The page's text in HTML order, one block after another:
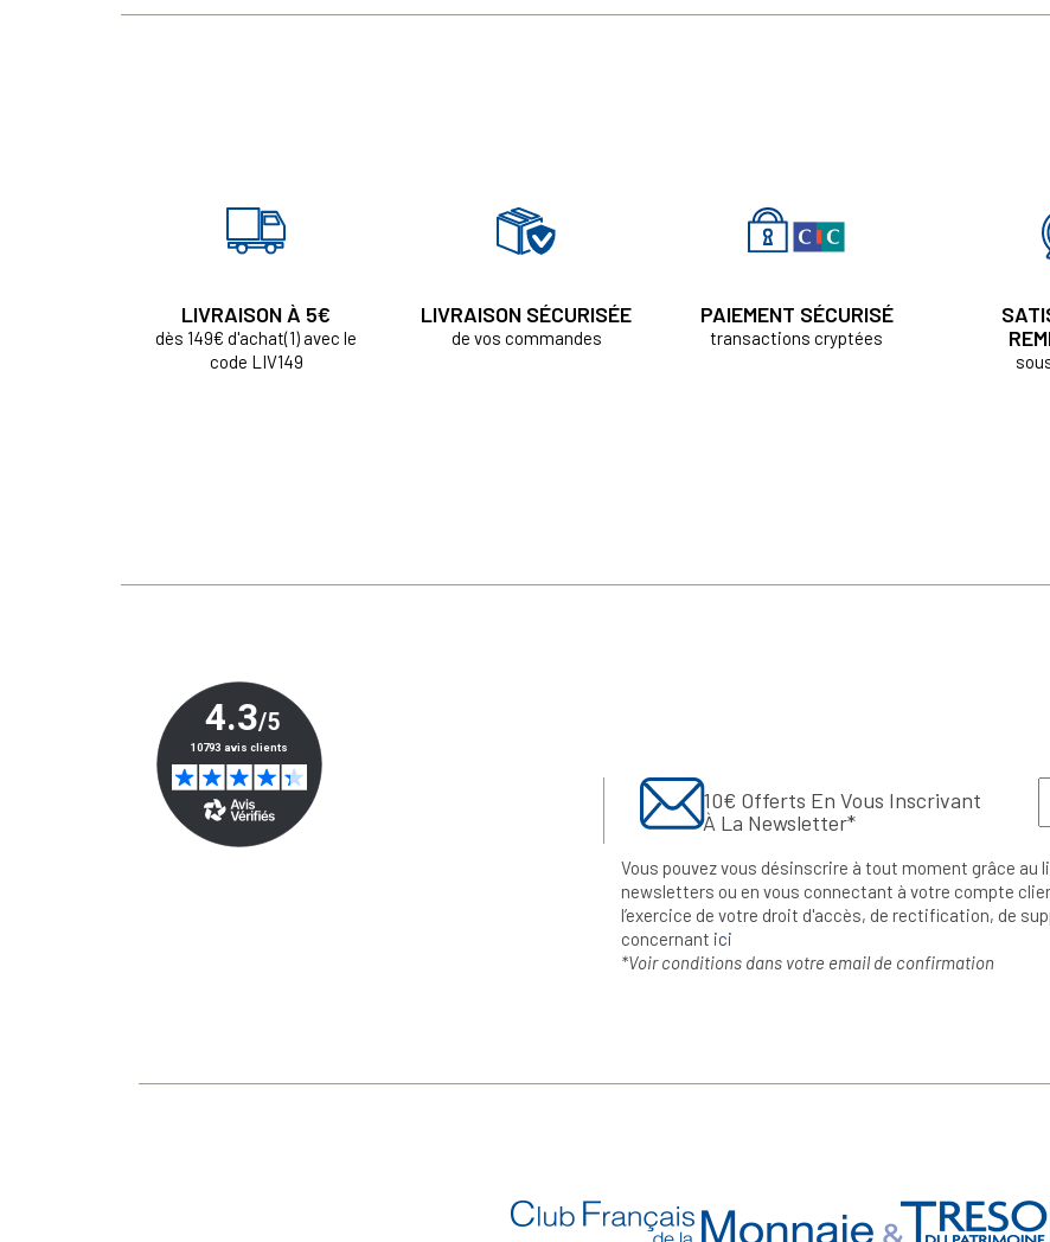
LIVRAISON À 5€
dès 149€ d'achat(1) avec le
code LIV149
LIVRAISON SÉCURISÉE
de vos commandes
PAIEMENT SÉCURISÉ
transactions cryptées
10€ Offerts En Vous Inscrivant
À La Newsletter*
Vous pouvez vous désinscrire à tout moment grâce au
newsletters ou en vous connectant à votre compte
l’exercice de votre droit d'accès, de rectification, de
concernant ici
*Voir conditions dans votre email de confirmation